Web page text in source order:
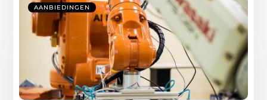
AANBIEDINGEN